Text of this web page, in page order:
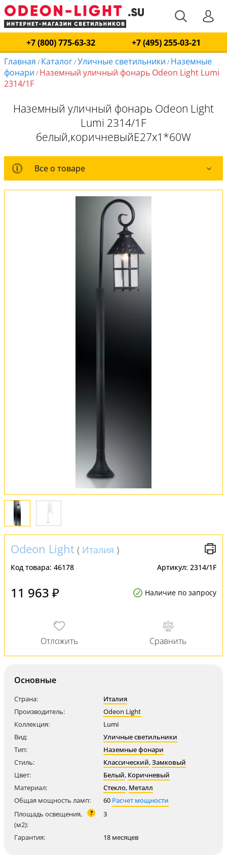
+7 (800) 775-63-32
+7 (495) 255-03-21
Главная / Каталог/Уличные светильники / Наземные
фонари / Наземный уличный фонарь Odeon Light Lumi
2314/1F
Наземный уличный фонарь Odeon Light
Lumi 2314/1F
белый,коричневыйE27x1*60W
Все о товаре
Все о товаре
Комплект лампочек
Оплата и доставка
Обмен и возврат
Odeon Light ( Италия )
Код товара: 46178 Артикул: 2314/1F
11 963 ₽ Наличие по запросу
Основные
Страна:
Италия
Производитель:
Odeon Light
Коллекция:
Lumi
Вид:
Уличные светильники
Тип:
Наземные фонари
Стиль:
Классический,Замковый
Цвет:
Белый, Коричневый
Материал:
Стекло, Металл
Общая мощность ламп:
60 Расчет мощности
Площадь освещения,
(м2):
? 3
Гарантия: 18 месяцев